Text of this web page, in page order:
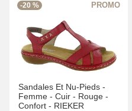
-20 %
Sandales Et Nu-Pieds -
Femme - Cuir - Rouge -
Confort - RIEKER